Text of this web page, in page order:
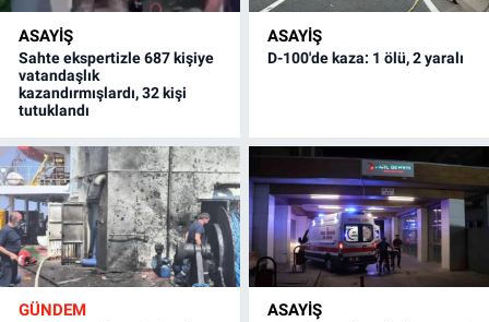
ASAYİŞ
Sahte ekspertizle 687 kişiye
vatandaşlık
kazandırmışlardı, 32 kişi
tutuklandı
ASAYİŞ
D-100'de kaza: 1 ölü, 2 yaralı
GÜNDEM ASAYİŞ